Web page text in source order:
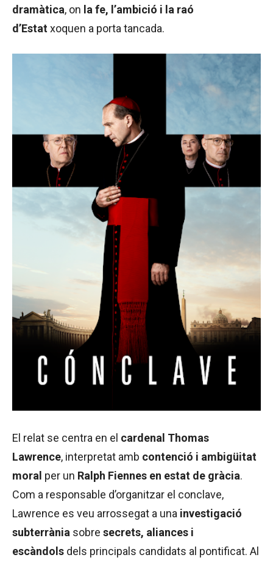
dramàtica, on la fe, l’ambició i la raó
d’Estatxoquen a porta tancada.
El relat se centra en el cardenal Thomas
Lawrence, interpretat amb contenció i ambigüitat
moral per un Ralph Fiennes en estat de gràcia.
Com a responsable d’organitzar el conclave,
Lawrence es veu arrossegat a una investigació
subterrània sobre secrets, aliances i
escàndols dels principals candidats al pontificat. Al